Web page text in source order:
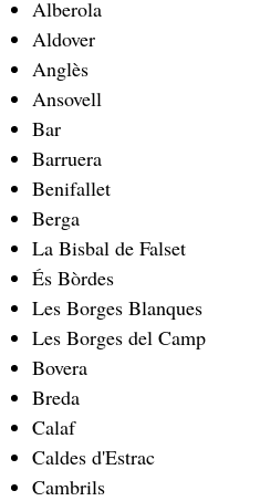
Alberola
Aldover
Anglès
Ansovell
Bar
Barruera
Benifallet
Berga
La Bisbal de Falset
És Bòrdes
Les Borges Blanques
Les Borges del Camp
Bovera
Breda
Calaf
Caldes d'Estrac
Cambrils